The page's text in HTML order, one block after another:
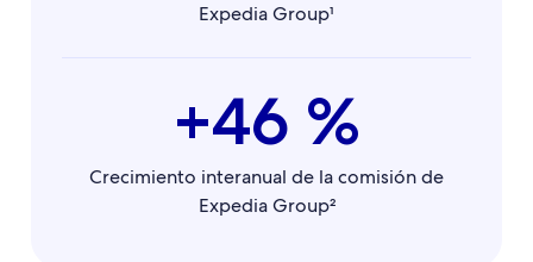
Expedia Group¹
+46 %
Crecimiento interanual de la comisión de
Expedia Group²